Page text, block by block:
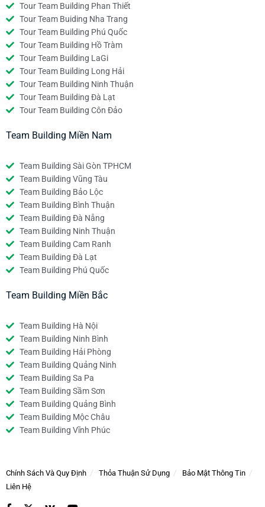
Tour Team Building Phan Thiết
Tour Team Buiding Nha Trang
Tour Team Building Phú Quốc
Tour Team Building Hồ Tràm
Tour Team Building LaGi
Tour Team Building Long Hải
Tour Team Building Ninh Thuận
Tour Team Building Đà Lạt
Tour Team Building Côn Đảo
Team Building Miền Nam
Team Building Sài Gòn TPHCM
Team Building Vũng Tàu
Team Building Bảo Lộc
Team Building Bình Thuận
Team Building Đà Nẵng
Team Building Ninh Thuận
Team Building Cam Ranh
Team Building Đà Lạt
Team Building Phú Quốc
Team Building Miền Bắc
Team Building Hà Nội
Team Building Ninh Bình
Team Building Hải Phòng
Team Building Quảng Ninh
Team Building Sa Pa
Team Building Sầm Sơn
Team Building Quảng Bình
Team Building Mộc Châu
Team Building Vĩnh Phúc
Chính Sách Và Quy Định Thỏa Thuận Sử Dụng
Bảo Mật Thông Tin
Liên Hệ